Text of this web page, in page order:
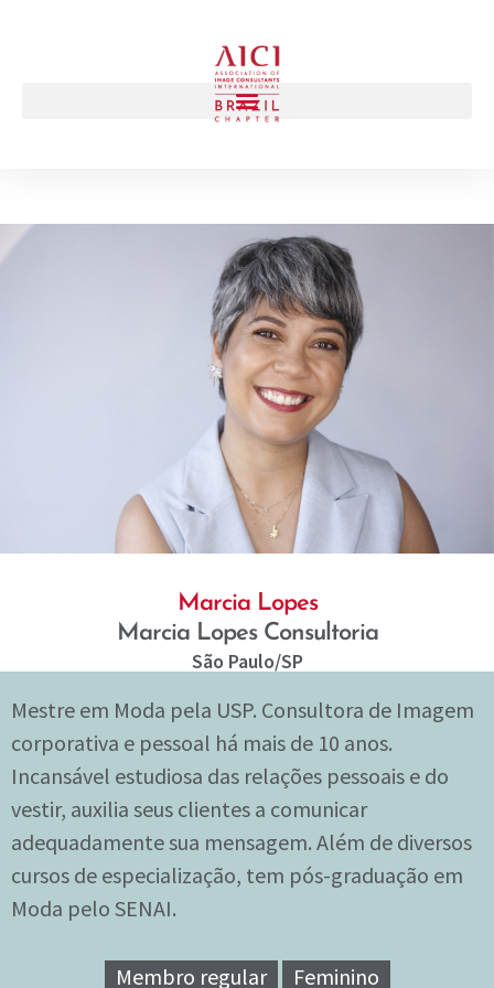
Marcia Lopes
Marcia Lopes Consultoria
São Paulo/SP
Mestre em Moda pela USP. Consultora de Imagem
corporativa e pessoal há mais de 10 anos.
Incansável estudiosa das relações pessoais e do
vestir, auxilia seus clientes a comunicar
adequadamente sua mensagem. Além de diversos
cursos de especialização, tem pós-graduação em
Moda pelo SENAI.
Membro regular Feminino